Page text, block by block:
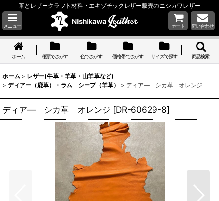
革とレザークラフト材料・エキゾチックレザー販売のニシカワレザー
メニュー カート 問い合わせ
ホーム 種類でさがす 色でさがす 価格帯でさがす サイズで探す 商品検索
ホーム > レザー(牛革・羊革・山羊革など)
> ディアー（鹿革）・ラム シープ（羊革） > ディア― シカ革 オレンジ
ディア― シカ革 オレンジ [DR-60629-8]